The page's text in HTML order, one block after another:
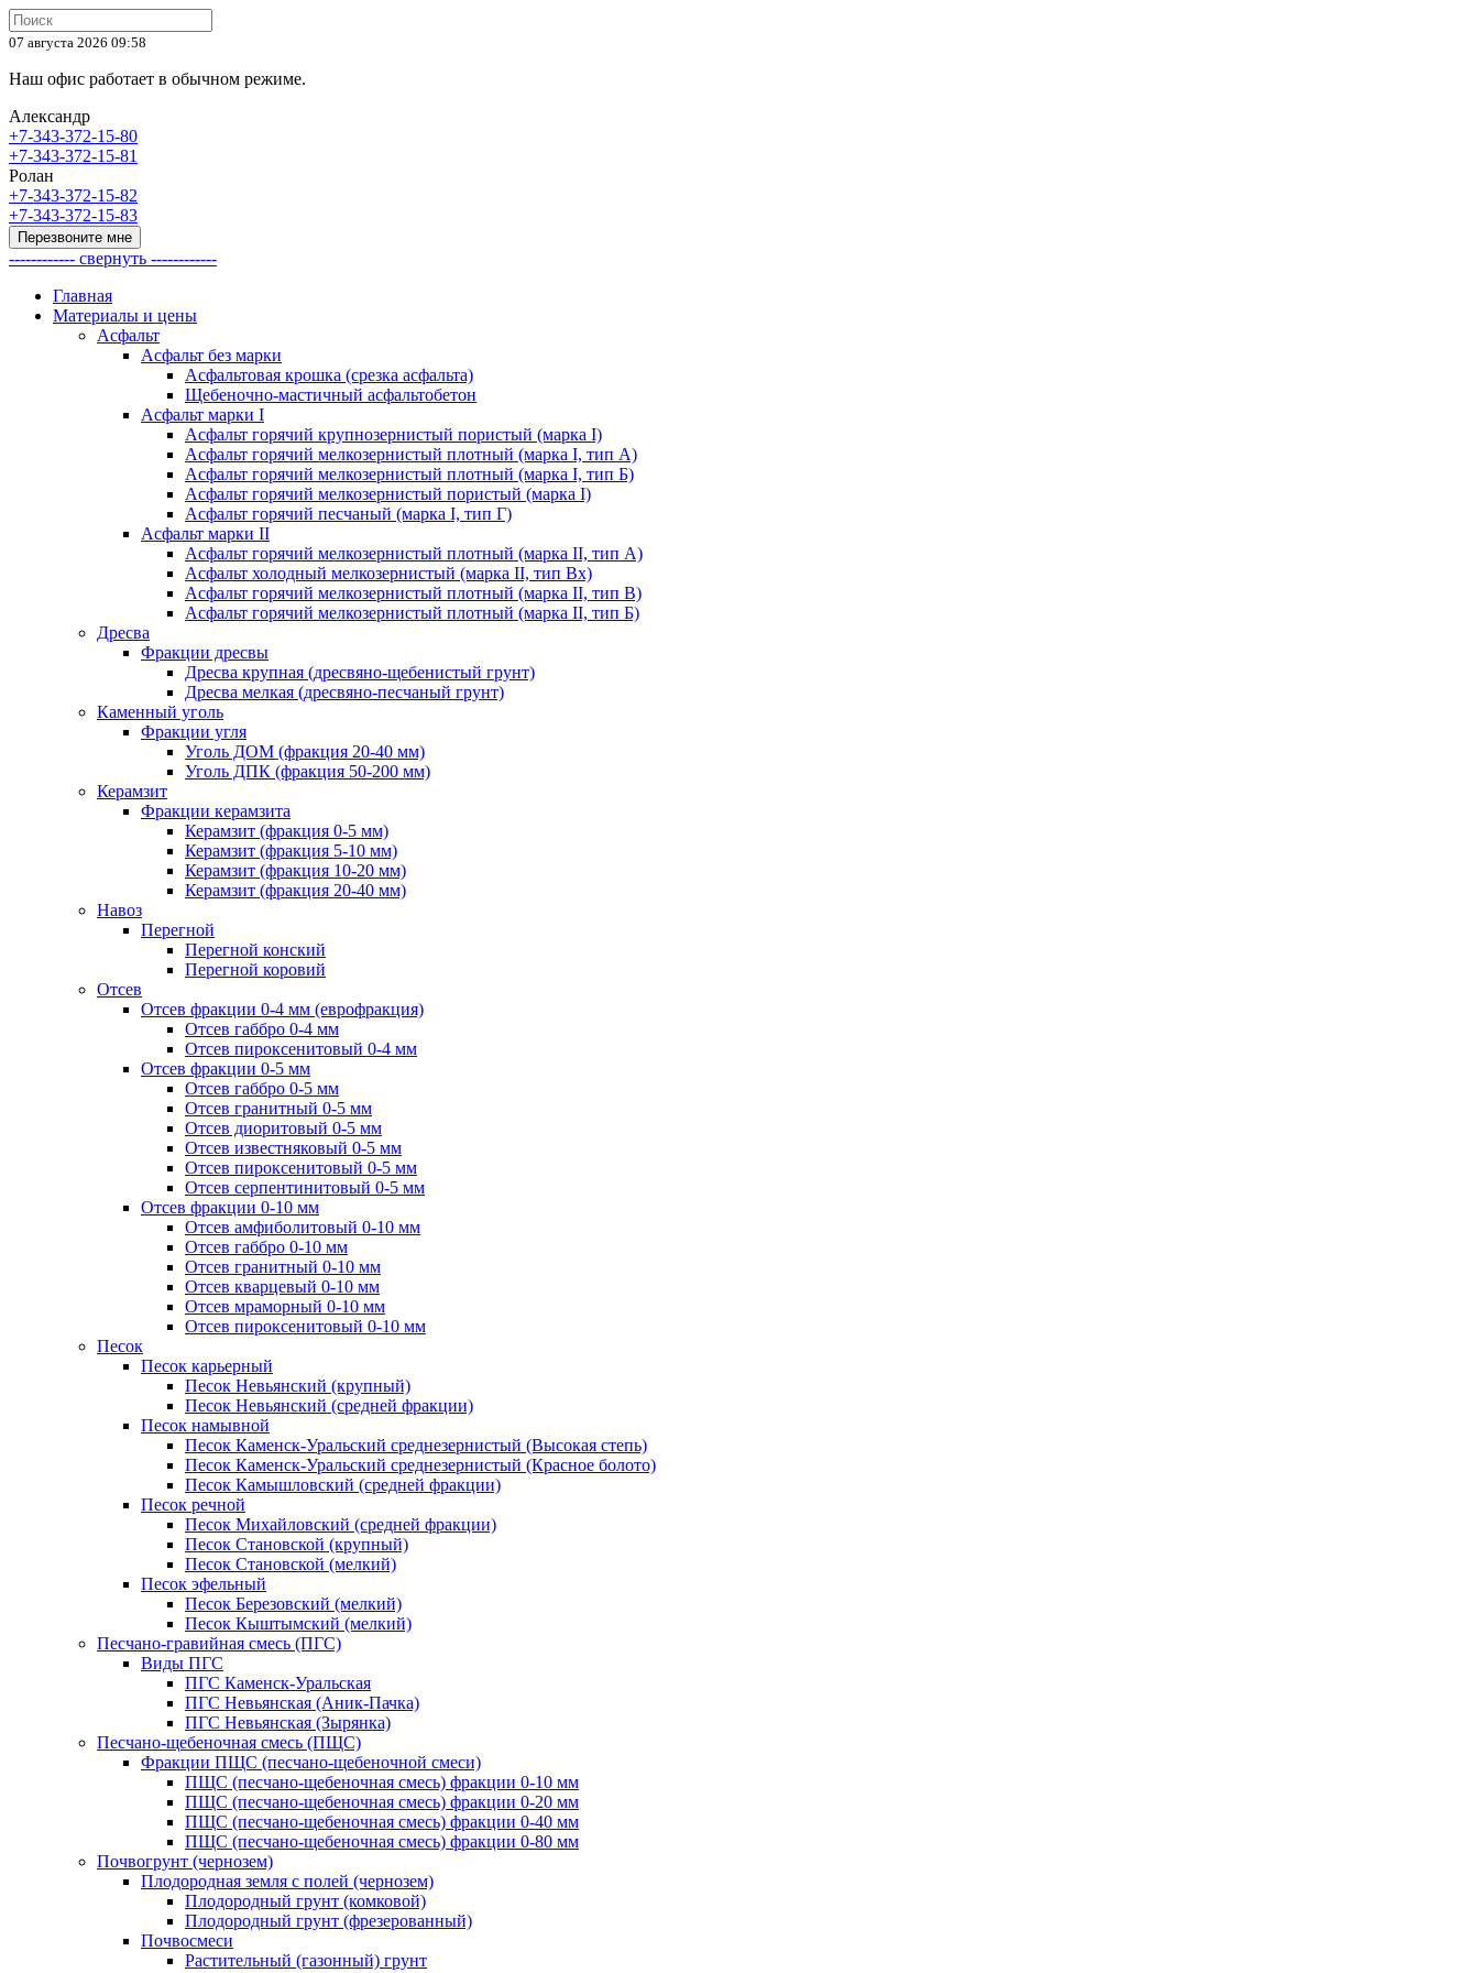
07 августа 2026 09:58
Наш офис работает в обычном режиме.
Александр
+7-343-372-15-80
+7-343-372-15-81
Ролан
+7-343-372-15-82
+7-343-372-15-83
Перезвоните мне
------------ свернуть ------------
Главная
Материалы и цены
Асфальт
Асфальт без марки
Асфальтовая крошка (срезка асфальта)
Щебеночно-мастичный асфальтобетон
Асфальт марки I
Асфальт горячий крупнозернистый пористый (марка I)
Асфальт горячий мелкозернистый плотный (марка I, тип А)
Асфальт горячий мелкозернистый плотный (марка I, тип Б)
Асфальт горячий мелкозернистый пористый (марка I)
Асфальт горячий песчаный (марка I, тип Г)
Асфальт марки II
Асфальт горячий мелкозернистый плотный (марка II, тип А)
Асфальт холодный мелкозернистый (марка II, тип Вх)
Асфальт горячий мелкозернистый плотный (марка II, тип В)
Асфальт горячий мелкозернистый плотный (марка II, тип Б)
Дресва
Фракции дресвы
Дресва крупная (дресвяно-щебенистый грунт)
Дресва мелкая (дресвяно-песчаный грунт)
Каменный уголь
Фракции угля
Уголь ДОМ (фракция 20-40 мм)
Уголь ДПК (фракция 50-200 мм)
Керамзит
Фракции керамзита
Керамзит (фракция 0-5 мм)
Керамзит (фракция 5-10 мм)
Керамзит (фракция 10-20 мм)
Керамзит (фракция 20-40 мм)
Навоз
Перегной
Перегной конский
Перегной коровий
Отсев
Отсев фракции 0-4 мм (еврофракция)
Отсев габбро 0-4 мм
Отсев пироксенитовый 0-4 мм
Отсев фракции 0-5 мм
Отсев габбро 0-5 мм
Отсев гранитный 0-5 мм
Отсев диоритовый 0-5 мм
Отсев известняковый 0-5 мм
Отсев пироксенитовый 0-5 мм
Отсев серпентинитовый 0-5 мм
Отсев фракции 0-10 мм
Отсев амфиболитовый 0-10 мм
Отсев габбро 0-10 мм
Отсев гранитный 0-10 мм
Отсев кварцевый 0-10 мм
Отсев мраморный 0-10 мм
Отсев пироксенитовый 0-10 мм
Песок
Песок карьерный
Песок Невьянский (крупный)
Песок Невьянский (средней фракции)
Песок намывной
Песок Каменск-Уральский среднезернистый (Высокая степь)
Песок Каменск-Уральский среднезернистый (Красное болото)
Песок Камышловский (средней фракции)
Песок речной
Песок Михайловский (средней фракции)
Песок Становской (крупный)
Песок Становской (мелкий)
Песок эфельный
Песок Березовский (мелкий)
Песок Кыштымский (мелкий)
Песчано-гравийная смесь (ПГС)
Виды ПГС
ПГС Каменск-Уральская
ПГС Невьянская (Аник-Пачка)
ПГС Невьянская (Зырянка)
Песчано-щебеночная смесь (ПЩС)
Фракции ПЩС (песчано-щебеночной смеси)
ПЩС (песчано-щебеночная смесь) фракции 0-10 мм
ПЩС (песчано-щебеночная смесь) фракции 0-20 мм
ПЩС (песчано-щебеночная смесь) фракции 0-40 мм
ПЩС (песчано-щебеночная смесь) фракции 0-80 мм
Почвогрунт (чернозем)
Плодородная земля с полей (чернозем)
Плодородный грунт (комковой)
Плодородный грунт (фрезерованный)
Почвосмеси
Растительный (газонный) грунт